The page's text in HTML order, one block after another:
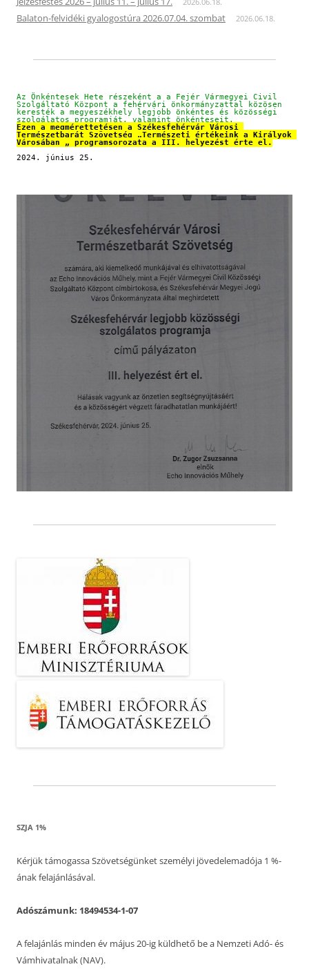
Balaton-felvidéki gyalogostúra 2026.07.04. szombat 2026.06.18.
Az Önkéntesek Hete részeként a a Fejér Vármegyei Civil
Szolgáltató Központ a fehérvári önkormányzattal közösen
keresték a megyeszékhely legjobb önkéntes és közösségi
szolgálatos programját, valamint önkénteseit.
Ezen a megmérettetésen a Székesfehérvár Városi
Természetbarát Szövetség „Természeti értékeink a Királyok
Városában „ programsorozata a III. helyezést érte el.
2024. június 25.
SZJA 1%
Kérjük támogassa Szövetségünket személyi jövedelemadója 1 %-
ának felajánlásával.
Adószámunk: 18494534-1-07
A felajánlás minden év május 20-ig küldhető be a Nemzeti Adó- és
Vámhivatalnak (NAV).